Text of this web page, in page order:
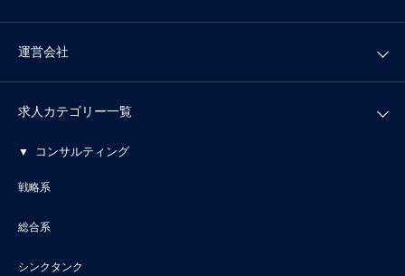
運営会社
求人カテゴリー一覧
コンサルティング
戦略系
総合系
シンクタンク